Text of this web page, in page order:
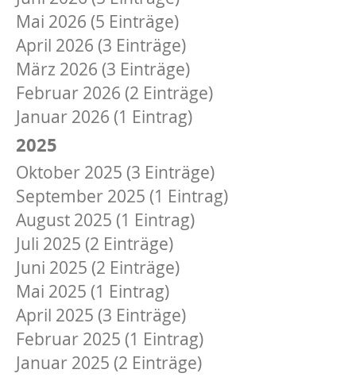
Mai 2026 (5 Einträge)
April 2026 (3 Einträge)
März 2026 (3 Einträge)
Februar 2026 (2 Einträge)
Januar 2026 (1 Eintrag)
2025
Oktober 2025 (3 Einträge)
September 2025 (1 Eintrag)
August 2025 (1 Eintrag)
Juli 2025 (2 Einträge)
Juni 2025 (2 Einträge)
Mai 2025 (1 Eintrag)
April 2025 (3 Einträge)
Februar 2025 (1 Eintrag)
Januar 2025 (2 Einträge)